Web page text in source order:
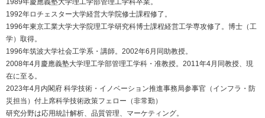
1992年ロチェスター大学経営大学院修士課程修了。
1996年東京工業大学大学院理工学研究科博士課程経営工学専攻修了。博士（工
学）取得。
1996年筑波大学社会工学系・講師。2002年6月同助教授。
2008年4月慶應義塾大学理工学部管理工学科・准教授。2011年4月同教授、現
在に至る。
2023年4月内閣府 科学技術・イノベーション推進事務局参事官（インフラ・防
災担当）付上席科学技術政策フェロー（非常勤）
研究分野は応用統計解析、品質管理、マーケティング。